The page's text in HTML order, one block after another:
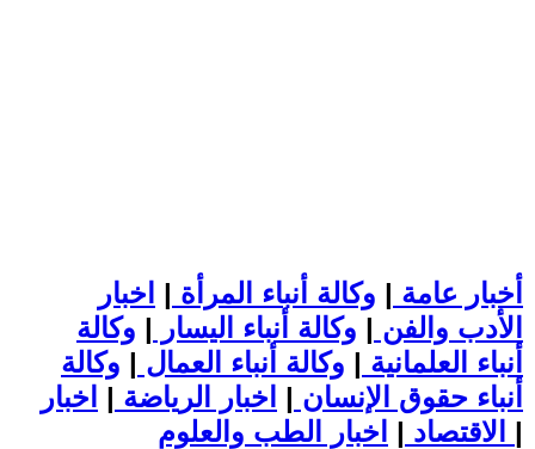
أخبار عامة | وكالة أنباء المرأة | اخبار
الأدب والفن | وكالة أنباء اليسار | وكالة
أنباء العلمانية | وكالة أنباء العمال | وكالة
أنباء حقوق الإنسان | اخبار الرياضة | اخبار
الاقتصاد | |